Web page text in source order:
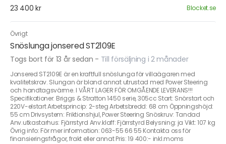
23 400 kr Blocket.se
Övrigt
Snöslunga jonsered ST2109E
Togs bort för 13 år sedan - Till försäljning i 2 månader
Jonsered ST2109E är en kraftfull snöslunga för villaägaren med
kvalitetskrav. Slungan är bland annat utrustad med Power Steering
och handtagsvärme. I VÅRT LAGER FÖR OMGÅENDE LEVERANS!!!
Specifikationer: Briggs & Stratton 1450 serie, 305cc Start: Snörstart och
220V-elstart Arbetsprincip: 2-steg Arbetsbredd: 68 cm Öppningshöjd:
55 cm Drivsystem: Friktionshjul, Power Steering Snöskruv: Tandad
Anv.utkastarhus: Fjärrstyrd Anv.klaff: Fjärrstyrd Belysning: ja Vikt: 107 kg
Övrig info: För mer information: 063-55 66 55 Kontakta oss för
finansieringsfrågor, frakt eller annat Pris: 19 400:- inkl.moms